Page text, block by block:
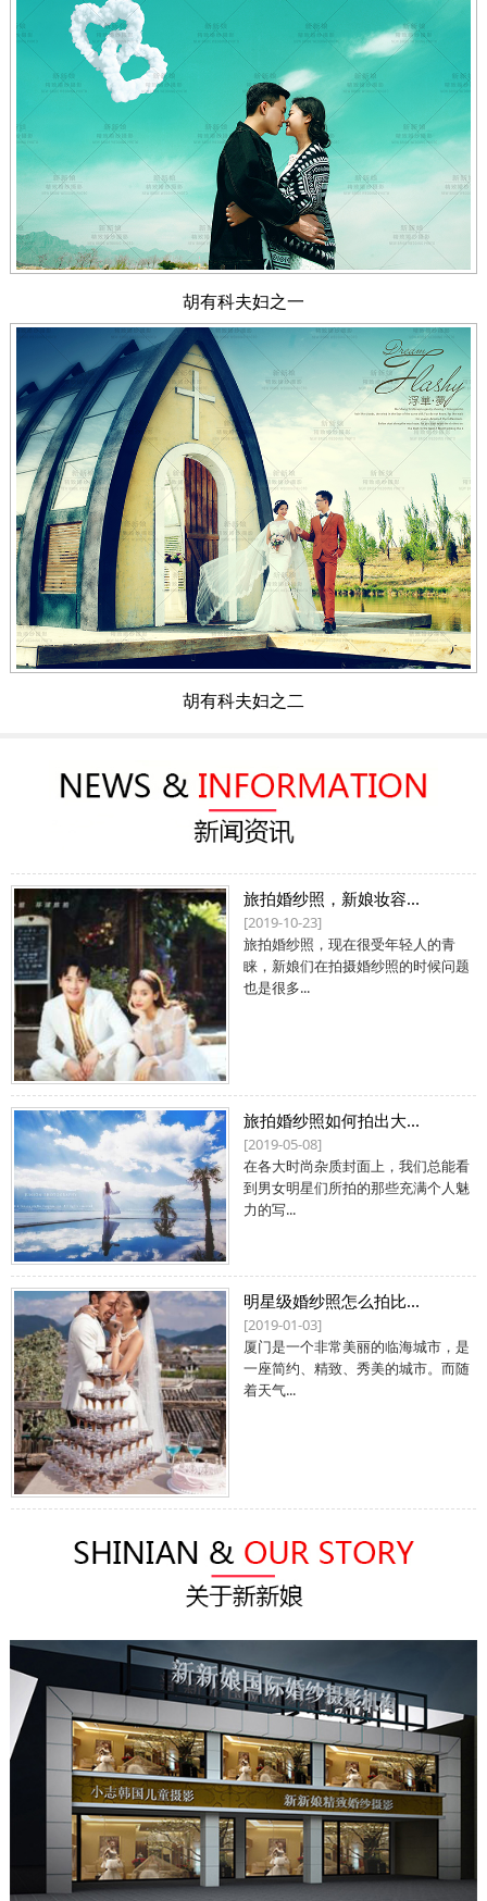
胡有科夫妇之一
胡有科夫妇之二
旅拍婚纱照，新娘妆容...
[2019-10-23]
旅拍婚纱照，现在很受年轻人的青
睐，新娘们在拍摄婚纱照的时候问题
也是很多...
旅拍婚纱照如何拍出大...
[2019-05-08]
在各大时尚杂质封面上，我们总能看
到男女明星们所拍的那些充满个人魅
力的写...
明星级婚纱照怎么拍比...
[2019-01-03]
厦门是一个非常美丽的临海城市，是
一座简约、精致、秀美的城市。而随
着天气...